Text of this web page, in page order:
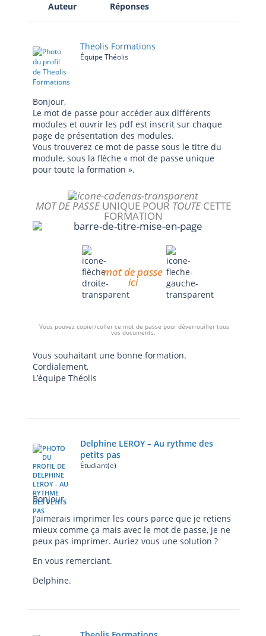
Auteur Réponses
Theolis Formations
Équipe Théolis
Bonjour,
Le mot de passe pour accéder aux différents
modules et ouvrir les pdf est inscrit sur chaque
page de présentation des modules.
Vous trouverez ce mot de passe sous le titre du
module, sous la flèche « mot de passe unique
pour toute la formation ».
MOT DE PASSEUNIQUE POUR TOUTECETTE
FORMATION
mot de passe
ici
Vous pouvez copier/coller ce mot de passe pour déverrouiller tous
vos documents.
Vous souhaitant une bonne formation.
Cordialement,
L’équipe Théolis
Delphine LEROY – Au rythme des
petits pas
Étudiant(e)
Bonjour,
J’aimerais imprimer les cours parce que je retiens
mieux comme ça mais avec le mot de passe, je ne
peux pas imprimer. Auriez vous une solution ?
En vous remerciant.
Delphine.